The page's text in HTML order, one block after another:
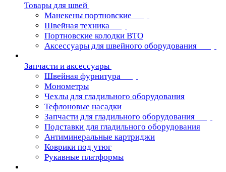
Товары для швей
Манекены портновские
Швейная техника
Портновские колодки ВТО
Аксессуары для швейного оборудования
Запчасти и аксессуары
Швейная фурнитура
Монометры
Чехлы для гладильного оборудования
Тефлоновые насадки
Запчасти для гладильного оборудования
Подставки для гладильного оборудования
Антиминеральные картриджи
Коврики под утюг
Рукавные платформы